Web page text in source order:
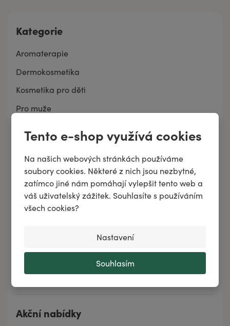
Tento e-shop využívá cookies
Na našich webových stránkách používáme
soubory cookies. Některé z nich jsou nezbytné,
zatímco jiné nám pomáhají vylepšit tento web a
váš uživatelský zážitek. Souhlasíte s používáním
všech cookies?
Nastavení
Souhlasím
Kategorie
Aromaterapie
Dermokosmetika
Kosmetika pro děti
Pro muže
Domácnost
BELAIR PUR
Značky
Novinky
Tipy měsíce
Akční nabídky